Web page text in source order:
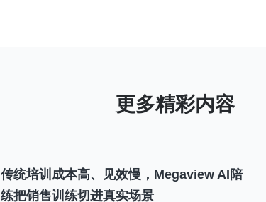
传统培训成本高、见效慢，Megaview AI陪
练把销售训练切进真实场景